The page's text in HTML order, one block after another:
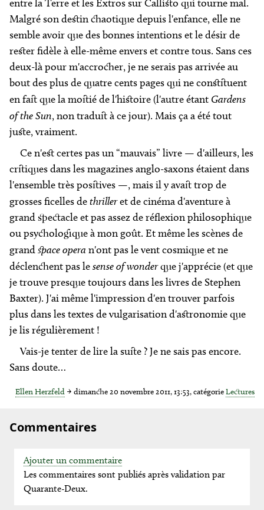
entre la Terre et les Extros sur Callisto qui tourne mal.
Malgré son destin chaotique depuis l'enfance, elle ne
semble avoir que des bonnes intentions et le désir de
rester fidèle à elle-même envers et contre tous. Sans ces
deux-là pour m'accrocher, je ne serais pas arrivée au
bout des plus de quatre cents pages qui ne constituent
en fait que la moitié de l'histoire (l'autre étant Gardens
of the Sun, non traduit à ce jour). Mais ça a été tout
juste, vraiment.
Ce n'est certes pas un “mauvais” livre — d'ailleurs, les
critiques dans les magazines anglo-saxons étaient dans
l'ensemble très positives —, mais il y avait trop de
grosses ficelles dethrilleret de cinéma d'aventure à
grand spectacle et pas assez de réflexion philosophique
ou psychologique à mon goût. Et même les scènes de
grand space opera n'ont pas le vent cosmique et ne
déclenchent pas lesense of wonderque j'apprécie (et que
je trouve presque toujours dans les livres de Stephen
Baxter). J'ai même l'impression d'en trouver parfois
plus dans les textes de vulgarisation d'astronomie que
je lis régulièrement !
Vais-je tenter de lire la suite ? Je ne sais pas encore.
Sans doute…
Ellen Herzfeld → dimanche 20 novembre 2011, 13:53, catégorieLectures
Commentaires
Ajouter un commentaire
Les commentaires sont publiés après validation par
Quarante-Deux.